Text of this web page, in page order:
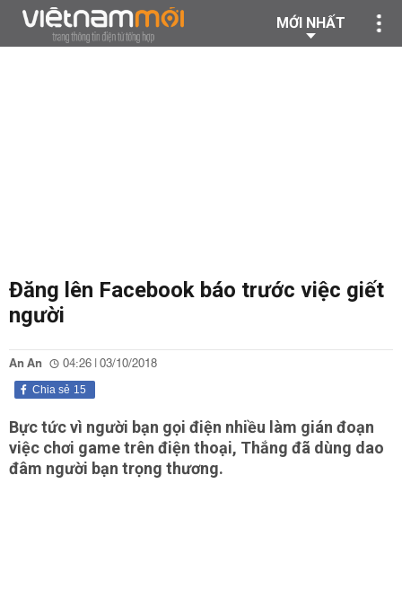
MỚI NHẤT
Đăng lên Facebook báo trước việc giết
người
An An 04:26 | 03/10/2018
15
Chia sẻ
Bực tức vì người bạn gọi điện nhiều làm gián đoạn
việc chơi game trên điện thoại, Thắng đã dùng dao
đâm người bạn trọng thương.